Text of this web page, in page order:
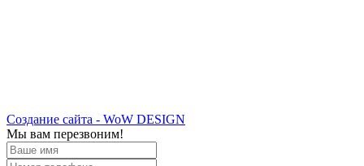
Создание сайта - WoW DESIGN
Мы вам перезвоним!